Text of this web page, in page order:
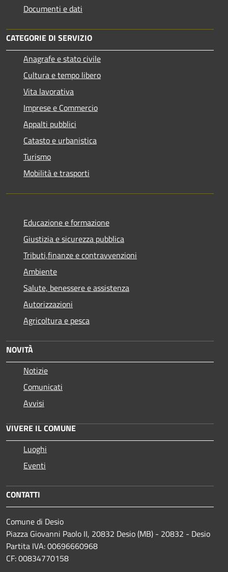
Documenti e dati
CATEGORIE DI SERVIZIO
Anagrafe e stato civile
Cultura e tempo libero
Vita lavorativa
Imprese e Commercio
Appalti pubblici
Catasto e urbanistica
Turismo
Mobilità e trasporti
Educazione e formazione
Giustizia e sicurezza pubblica
Tributi,finanze e contravvenzioni
Ambiente
Salute, benessere e assistenza
Autorizzazioni
Agricoltura e pesca
NOVITÀ
Notizie
Comunicati
Avvisi
VIVERE IL COMUNE
Luoghi
Eventi
CONTATTI
Comune di Desio
Piazza Giovanni Paolo II, 20832 Desio (MB) - 20832 - Desio
Partita IVA: 00696660968
CF: 00834770158